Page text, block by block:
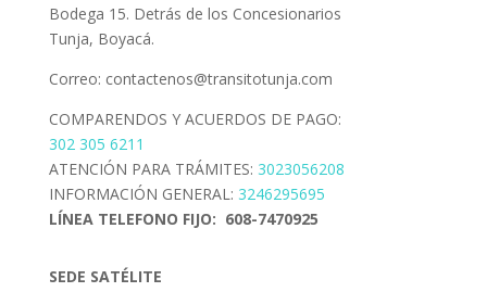
Bodega 15. Detrás de los Concesionarios
Tunja, Boyacá.
Correo: contactenos@transitotunja.com
COMPARENDOS Y ACUERDOS DE PAGO:
302 305 6211
ATENCIÓN PARA TRÁMITES: 3023056208
INFORMACIÓN GENERAL: 3246295695
LÍNEA TELEFONO FIJO: 608-7470925
SEDE SATÉLITE